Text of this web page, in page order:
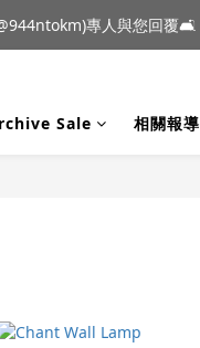
Barcarolle 臺中樂群門市
專人與您回覆🛋️
Sale 相關報導